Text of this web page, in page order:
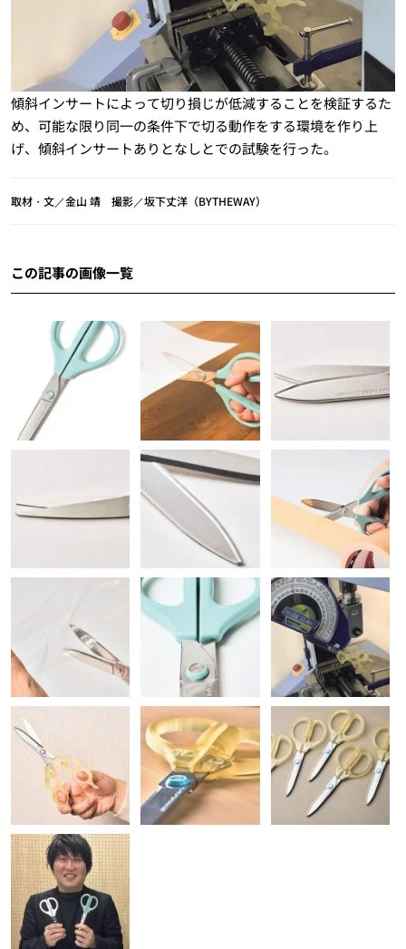
傾斜インサートによって切り損じが低減することを検証するた
め、可能な限り同一の条件下で切る動作をする環境を作り上
げ、傾斜インサートありとなしとでの試験を行った。
取材・文／金山 靖 撮影／坂下丈洋（BYTHEWAY）
この記事の画像一覧